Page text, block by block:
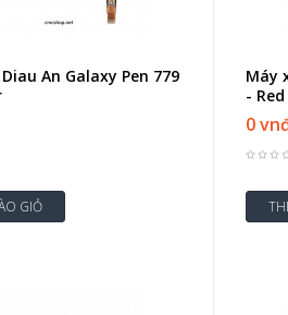
An Galaxy Pen 779
Máy
-
0